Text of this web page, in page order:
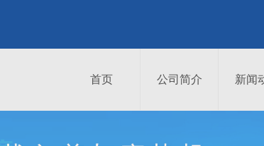
首页 公司简介 新闻